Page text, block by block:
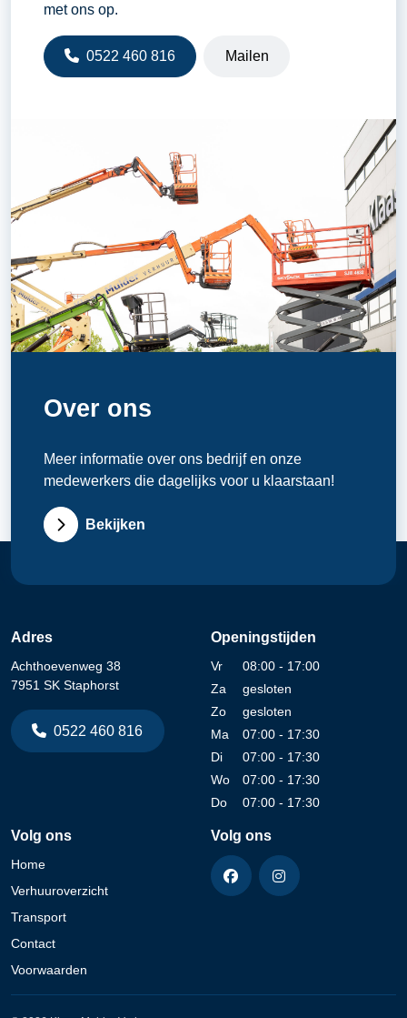
met ons op.
0522 460 816 Mailen
Over ons
Meer informatie over ons bedrijf en onze
medewerkers die dagelijks voor u klaarstaan!
Bekijken
Adres
Achthoevenweg 38
7951 SK Staphorst
0522 460 816
Openingstijden
Vr
08:00 - 17:00
Za
gesloten
Zo
gesloten
Ma
07:00 - 17:30
Di
07:00 - 17:30
Wo
07:00 - 17:30
Do
07:00 - 17:30
Volg ons
Home
Verhuuroverzicht
Transport
Contact
Voorwaarden
Volg ons